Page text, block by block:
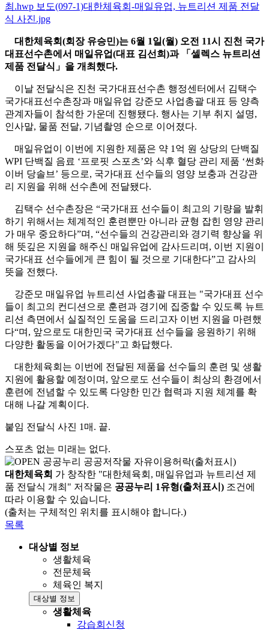
최.hwp 보도(097-1)대한체육회-매일유업, 뉴트리션 제품 전달
식 사진.jpg
대한체육회(회장 유승민)는 6월 1일(월) 오전 11시 진천 국가
대표선수촌에서 매일유업(대표 김선희 )과 「 셀렉스 뉴트리션
제품 전달식 」 을 개최했다.
이날 전달식은 진천 국가대표선수촌 행정센터에서 김택수
국가대표선수촌장과 매일유업 강준모 사업총괄 대표 등 양측
관계자들이 참석한 가운데 진행됐다. 행사는 기부 취지 설명,
인사말, 물품 전달, 기념촬영 순으로 이어졌다.
매일유업이 이번에 지원한 제품은 약 1 억 원 상당의 단백질
WPI 단백질 음료 ‘프로핏 스포츠’와 식후 혈당 관리 제품 ‘썬화
이버 당솔브 ’ 등으로, 국가대표 선수들의 영양 보충과 건강관
리 지원을 위해 선수촌에 전달됐다.
김택수 선수촌장은 “국가대표 선수들이 최고의 기량을 발휘
하기 위해서는 체계적인 훈련뿐만 아니라 균형 잡힌 영양 관리
가 매우 중요하다”며 , “선수들의 건강관리와 경기력 향상을 위
해 뜻깊은 지원을 해주신 매일유업에 감사드리며 , 이번 지원이
국가대표 선수들에게 큰 힘이 될 것으로 기대한다”고 감사의
뜻을 전했다.
강준모 매일유업 뉴트리션 사업총괄 대표는 "국가대표 선수
들이 최고의 컨디션으로 훈련과 경기에 집중할 수 있도록 뉴트
리션 측면에서 실질적인 도움을 드리고자 이번 지원을 마련했
다“며 , 앞으로도 대한민국 국가대표 선수들을 응원하기 위해
다양한 활동을 이어가겠다"고 화답했다.
대한체육회는 이번에 전달된 제품을 선수들의 훈련 및 생활
지원에 활용할 예정이며 , 앞으로도 선수들이 최상의 환경에서
훈련에 전념할 수 있도록 다양한 민간 협력과 지원 체계를 확
대해 나갈 계획이다.
붙임 전달식 사진 1 매 . 끝.
스포츠 없는 미래는 없다.
대한체육회 가 창작한 "대한체육회, 매일유업과 뉴트리션 제
품 전달식 개최" 저작물은 공공누리 1유형(출처표시) 조건에
따라 이용할 수 있습니다.
(출처는 구체적인 위치를 표시해야 합니다.)
목록
대상별 정보
생활체육
전문체육
체육인 복지
대상별 정보
생활체육
강습회신청